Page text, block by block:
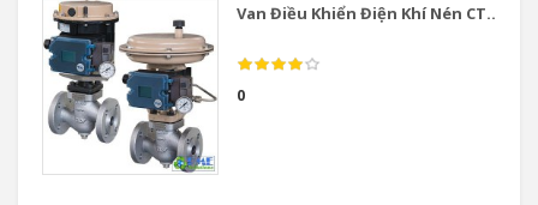
Van Điều Khiển Điện Khí Nén CT...
0